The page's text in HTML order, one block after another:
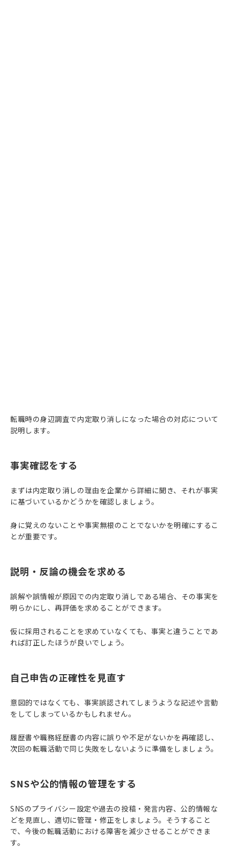
転職時の身辺調査で内定取り消しになった場合の対応について
説明します。
事実確認をする
まずは内定取り消しの理由を企業から詳細に聞き、それが事実
に基づいているかどうかを確認しましょう。
身に覚えのないことや事実無根のことでないかを明確にするこ
とが重要です。
説明・反論の機会を求める
誤解や誤情報が原因での内定取り消しである場合、その事実を
明らかにし、再評価を求めることができます。
仮に採用されることを求めていなくても、事実と違うことであ
れば訂正したほうが良いでしょう。
自己申告の正確性を見直す
意図的ではなくても、事実誤認されてしまうような記述や言動
をしてしまっているかもしれません。
履歴書や職務経歴書の内容に誤りや不足がないかを再確認し、
次回の転職活動で同じ失敗をしないように準備をしましょう。
SNSや公的情報の管理をする
SNSのプライバシー設定や過去の投稿・発言内容、公的情報な
どを見直し、適切に管理・修正をしましょう。そうすること
で、今後の転職活動における障害を減少させることができま
す。